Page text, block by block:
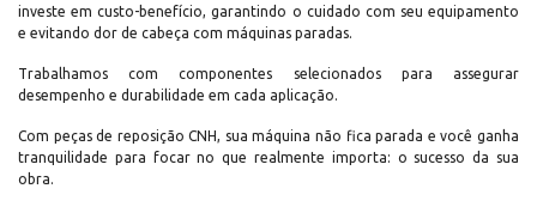
investe em custo-benefício, garantindo o cuidado com seu equipamento
e evitando dor de cabeça com máquinas paradas.
Trabalhamos com componentes selecionados para assegurar
desempenho e durabilidade em cada aplicação.
Com peças de reposição CNH, sua máquina não fica parada e você ganha
tranquilidade para focar no que realmente importa: o sucesso da sua
obra.